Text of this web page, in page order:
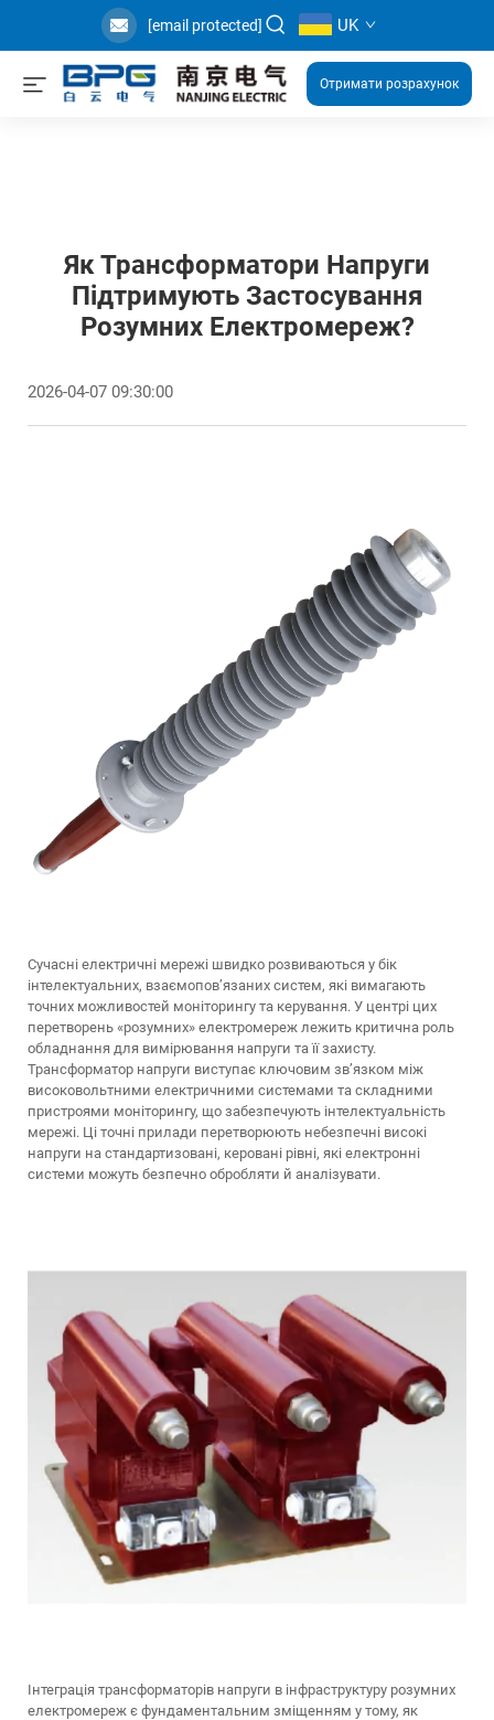
[email protected] UK
Отримати розрахунок
Як Трансформатори Напруги
Підтримують Застосування
Розумних Електромереж?
2026-04-07 09:30:00
Сучасні електричні мережі швидко розвиваються у бік
інтелектуальних, взаємопов’язаних систем, які вимагають
точних можливостей моніторингу та керування. У центрі цих
перетворень «розумних» електромереж лежить критична роль
обладнання для вимірювання напруги та її захисту.
Трансформатор напруги виступає ключовим зв’язком між
високовольтними електричними системами та складними
пристроями моніторингу, що забезпечують інтелектуальність
мережі. Ці точні прилади перетворюють небезпечні високі
напруги на стандартизовані, керовані рівні, які електронні
системи можуть безпечно обробляти й аналізувати.
Інтеграція трансформаторів напруги в інфраструктуру розумних
електромереж є фундаментальним зміщенням у тому, як